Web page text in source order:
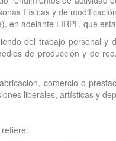
Físicas y de
en adelante LIRPF, que
del trabajo personal
de producción y de
comercio o
liberales, artísticas y